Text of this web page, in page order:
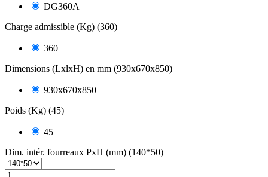
DG360A
Charge admissible (Kg) (360)
360
Dimensions (LxlxH) en mm (930x670x850)
930x670x850
Poids (Kg) (45)
45
Dim. intér. fourreaux PxH (mm) (140*50)